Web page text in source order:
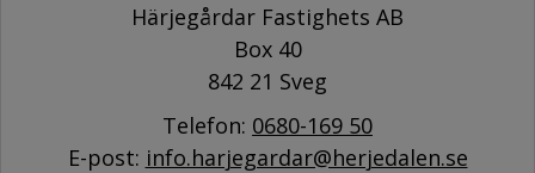
Härjegårdar Fastighets AB
Box 40
842 21 Sveg
Telefon: 0680-169 50
E-post: info.harjegardar@herjedalen.se